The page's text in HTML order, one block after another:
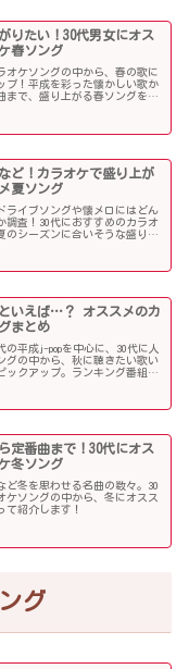
りたい！30代男女にオス
春ソング
オケソングの中から、春の歌に
プ！平成を彩った懐かしい歌か
まで、盛り上がる春ソングを集
ど！カラオケで盛り上が
夏ソング
ライブソングや懐メロにはどん
調査！30代におすすめのカラオ
のシーズンに合いそうな盛り上
いえば…？ オススメのカ
まとめ
の平成j-popを中心に、30代に人
グの中から、秋に聴きたい歌い
ックアップ。ランキング番組で
定番曲まで！30代にオス
冬ソング
ど冬を思わせる名曲の数々。30
ケソングの中から、冬にオスス
て紹介します！
グ